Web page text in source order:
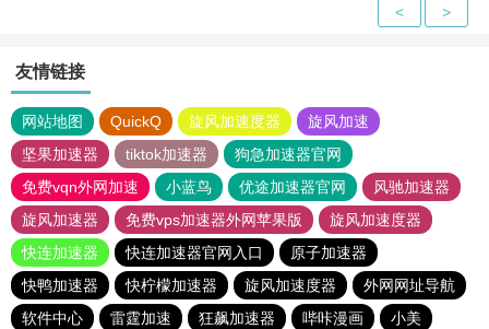
< >
友情链接
网站地图 QuickQ 旋风加速度器
旋风加速
坚果加速器
tiktok加速器
狗急加速器官网
免费vqn外网加速
小蓝鸟 优途加速器官网
风驰加速器
旋风加速器
免费vps加速器外网苹果版
旋风加速度器
快连加速器
快连加速器官网入口
原子加速器
快鸭加速器
快柠檬加速器 旋风加速度器
外网网址导航
软件中心
雷霆加速 狂飙加速器 哔咔漫画
小美